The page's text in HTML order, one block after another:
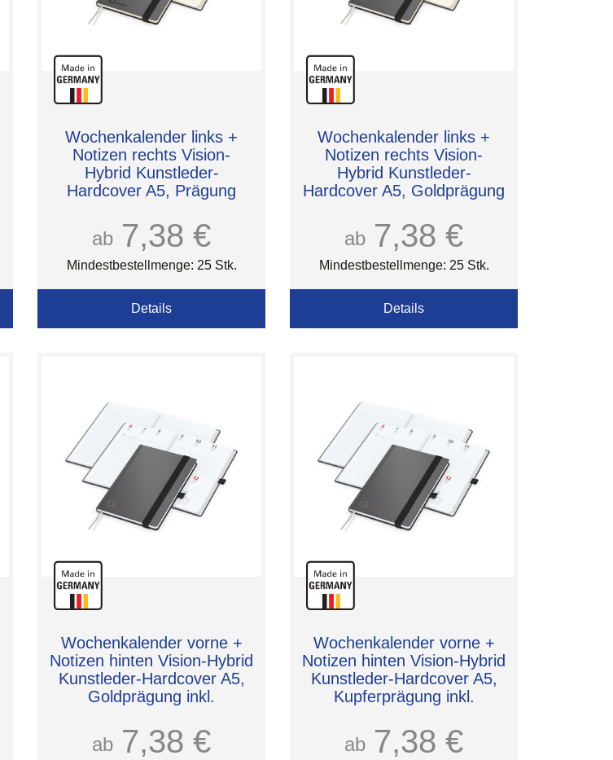
Wochenkalender links +
Notizen rechts Vision-
Hybrid Kunstleder-
Hardcover A5, Prägung
ab 7,38 €
Mindestbestellmenge: 25 Stk.
Details
Wochenkalender links +
Notizen rechts Vision-
Hybrid Kunstleder-
Hardcover A5, Goldprägung
ab 7,38 €
Mindestbestellmenge: 25 Stk.
Details
Wochenkalender vorne +
Notizen hinten Vision-Hybrid
Kunstleder-Hardcover A5,
Goldprägung inkl.
ab 7,38 €
Wochenkalender vorne +
Notizen hinten Vision-Hybrid
Kunstleder-Hardcover A5,
Kupferprägung inkl.
ab 7,38 €